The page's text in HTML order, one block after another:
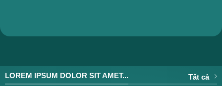
LOREM IPSUM DOLOR SIT AMET... Tất cả